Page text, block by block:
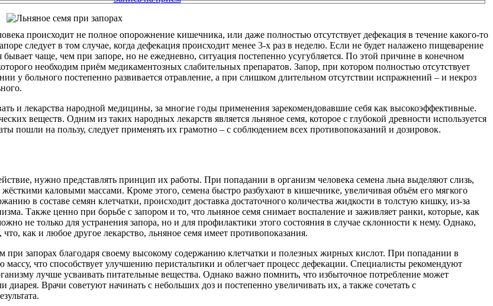
происходит не полное опорожнение кишечника, или даже полностью отсутствует дефекация в течение какого-то
следует в том случае, когда дефекация происходит менее 3-х раз в неделю. Если не будет налажено пищеварение
чаще, чем при запоре, но не ежедневно, ситуация постепенно усугубляется. По этой причине в конечном
необходим приём медикаментозных слабительных препаратов. Запор, при котором полностью отсутствует
у больного постепенно развивается отравление, а при слишком длительном отсутствии испражнений – и некроз
и лекарства народной медицины, за многие годы применения зарекомендовавшие себя как высокоэффективные.
веществ. Одним из таких народных лекарств является льняное семя, которое с глубокой древности используется
пошли на пользу, следует применять их грамотно – с соблюдением всех противопоказаний и дозировок.
нужно представлять принцип их работы. При попадании в организм человека семена льна выделяют слизь,
каловыми массами. Кроме этого, семена быстро разбухают в кишечнике, увеличивая объём его мягкого
в составе семян клетчатки, происходит доставка достаточного количества жидкости в толстую кишку, из-за
Также ценно при борьбе с запором и то, что льняное семя снимает воспаление и заживляет ранки, которые, как
не только для устранения запора, но и для профилактики этого состояния в случае склонности к нему. Однако,
как и любое другое лекарство, льняное семя имеет противопоказания.
при запорах благодаря своему высокому содержанию клетчатки и полезных жирных кислот. При попадании в
что способствует улучшению перистальтики и облегчает процесс дефекации. Специалисты рекомендуют
лучше усваивать питательные вещества. Однако важно помнить, что избыточное потребление может
Врачи советуют начинать с небольших доз и постепенно увеличивать их, а также сочетать с